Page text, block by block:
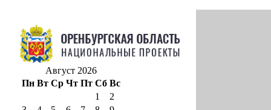
Август 2026
Пн Вт Ср Чт Пт Сб Вс
1
2